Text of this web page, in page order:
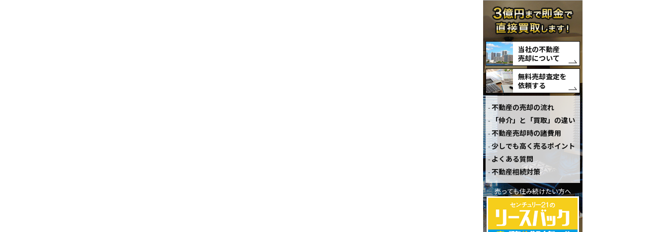
当社の不動産
売却について
無料売却査定を
依頼する
不動産の売却の流れ
「仲介」と「買取」の違い
不動産売却時の諸費用
少しでも高く売るポイント
よくある質問
不動産相続対策
売っても住み続けたい方へ